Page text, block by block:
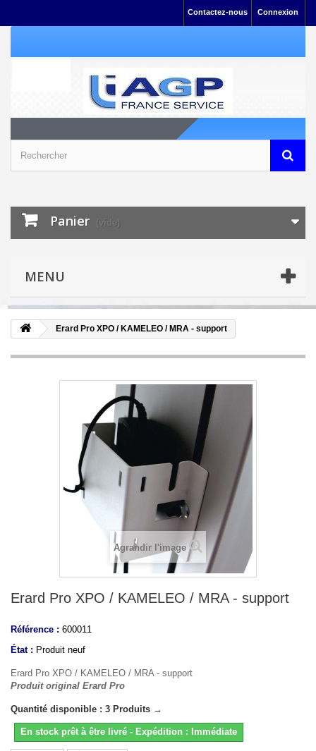
Connexion
Contactez-nous
Panier (vide)
MENU
Erard Pro XPO / KAMELEO / MRA - support
Agrandir l'image
Erard Pro XPO / KAMELEO / MRA - support
Référence : 600011
État : Produit neuf
Erard Pro XPO / KAMELEO / MRA - support
Produit original Erard Pro
Quantité disponible : 3 Produits →
En stock prêt à être livré - Expédition : Immédiate